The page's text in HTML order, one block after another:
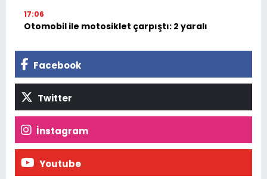
17:06
Otomobil ile motosiklet çarpıştı: 2 yaralı
Facebook
Twitter
İnstagram
Youtube